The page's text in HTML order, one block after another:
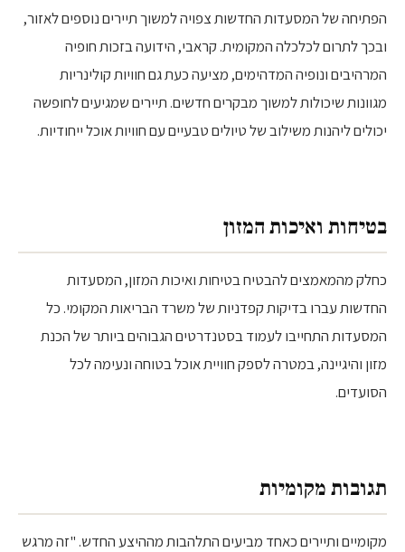
הפתיחה של המסעדות החדשות צפויה למשוך תיירים נוספים לאזור,
ובכך לתרום לכלכלה המקומית. קראבי, הידועה בזכות חופיה
המרהיבים ונופיה המדהימים, מציעה כעת גם חוויות קולינריות
מגוונות שיכולות למשוך מבקרים חדשים. תיירים שמגיעים לחופשה
יכולים ליהנות משילוב של טיולים טבעיים עם חוויות אוכל ייחודיות.
בטיחות ואיכות המזון
כחלק מהמאמצים להבטיח בטיחות ואיכות המזון, המסעדות
החדשות עברו בדיקות קפדניות של משרד הבריאות המקומי. כל
המסעדות התחייבו לעמוד בסטנדרטים הגבוהים ביותר של הכנת
מזון והיגיינה, במטרה לספק חוויית אוכל בטוחה ונעימה לכל
הסועדים.
תגובות מקומיות
מקומיים ותיירים כאחד מביעים התלהבות מההיצע החדש. "זה מרגש